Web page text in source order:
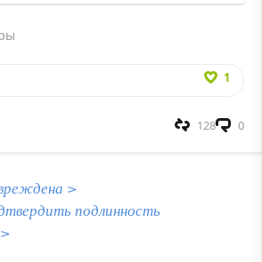
1
0
128
>
подлинность